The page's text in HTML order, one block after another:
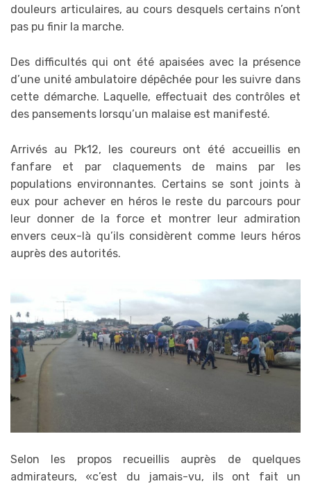
douleurs articulaires, au cours desquels certains n’ont
pas pu finir la marche.
Des difficultés qui ont été apaisées avec la présence
d’une unité ambulatoire dépêchée pour les suivre dans
cette démarche. Laquelle, effectuait des contrôles et
des pansements lorsqu’un malaise est manifesté.
Arrivés au Pk12, les coureurs ont été accueillis en
fanfare et par claquements de mains par les
populations environnantes. Certains se sont joints à
eux pour achever en héros le reste du parcours pour
leur donner de la force et montrer leur admiration
envers ceux-là qu’ils considèrent comme leurs héros
auprès des autorités.
Selon les propos recueillis auprès de quelques
admirateurs, «c’est du jamais-vu, ils ont fait un